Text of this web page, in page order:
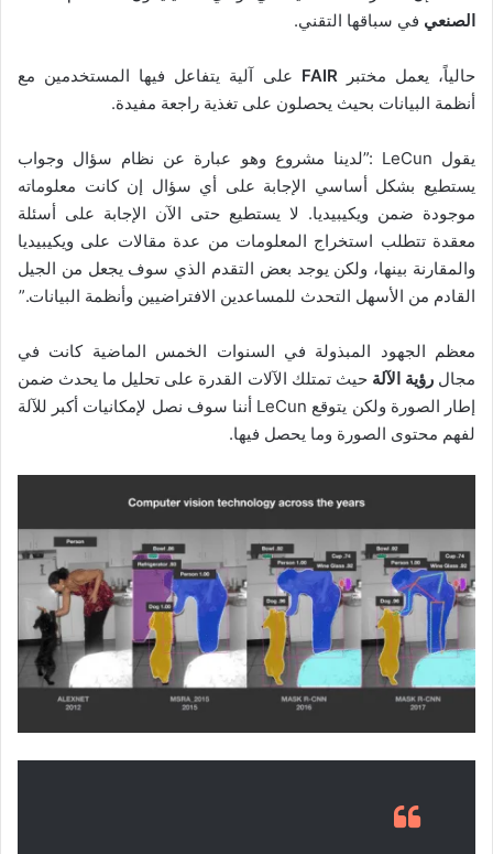
الصنعي في سباقها التقني.
حالياً، يعمل مختبرFAIR على آلية يتفاعل فيها المستخدمين مع
أنظمة البيانات بحيث يحصلون على تغذية راجعة مفيدة.
يقول LeCun :”لدينا مشروع وهو عبارة عن نظام سؤال وجواب
يستطيع بشكل أساسي الإجابة على أي سؤال إن كانت معلوماته
موجودة ضمن ويكيبيديا. لا يستطيع حتى الآن الإجابة على أسئلة
معقدة تتطلب استخراج المعلومات من عدة مقالات على ويكيبيديا
والمقارنة بينها، ولكن يوجد بعض التقدم الذي سوف يجعل من الجيل
القادم من الأسهل التحدث للمساعدين الافتراضيين وأنظمة البيانات.”
معظم الجهود المبذولة في السنوات الخمس الماضية كانت في
مجالرؤية الآلة حيث تمتلك الآلات القدرة على تحليل ما يحدث ضمن
إطار الصورة ولكن يتوقع LeCun أننا سوف نصل لإمكانيات أكبر للآلة
لفهم محتوى الصورة وما يحصل فيها.